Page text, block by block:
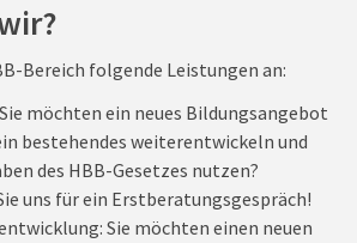
Bereich folgende Leistungen an:
möchten ein neues Bildungsangebot
bestehendes weiterentwickeln und
des HBB-Gesetzes nutzen?
uns für ein Erstberatungsgespräch!
Sie möchten einen neuen